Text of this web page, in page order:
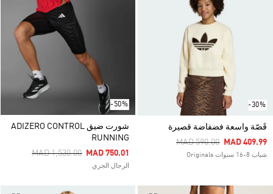
-30%
قَصّة واسعة فضفاضة قصيرة
Price Reduced From
MAD 590.00ToMAD 409.99
شباب 8-16 سنوات Originals
-50%
شورت ضيق ADIZERO CONTROL
RUNNING
Price Reduced From
MAD 1,530.00ToMAD 750.01
الرجال الجري